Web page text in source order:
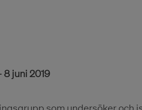
8 juni 2019